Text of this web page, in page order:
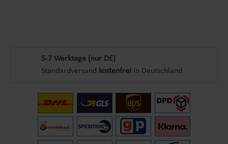
5-7 Werktage (nur DE)
Standardversand kostenfrei in Deutschland